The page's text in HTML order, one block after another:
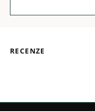
RECENZE